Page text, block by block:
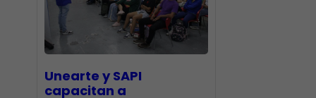
Unearte y SAPI
capacitan a